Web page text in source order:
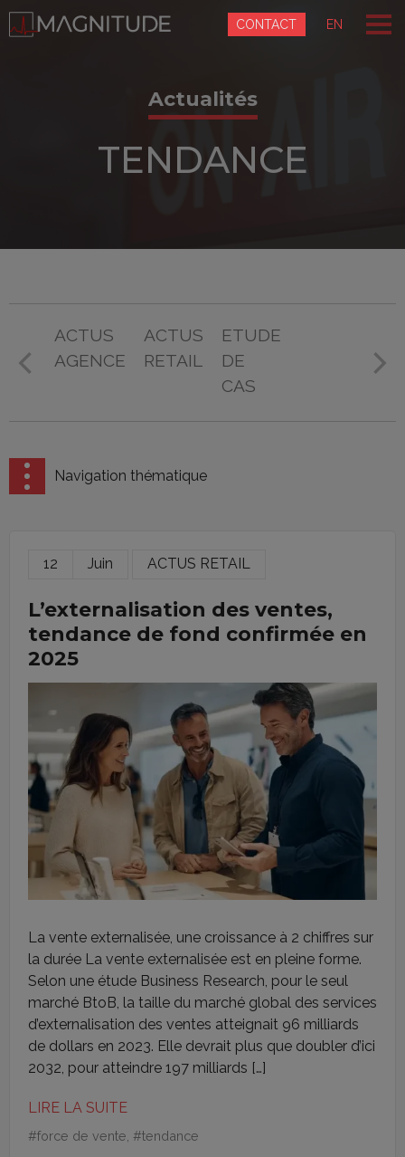
Panneau de gestion des cookies
CONTACT EN
Actualités
TENDANCE
ACTUS
AGENCE
ACTUS
RETAIL
ETUDE
DE
CAS
Navigation thématique
12 Juin ACTUS RETAIL
L’externalisation des ventes,
tendance de fond confirmée en
2025
La vente externalisée, une croissance à 2 chiffres sur
la durée La vente externalisée est en pleine forme.
Selon une étude Business Research, pour le seul
marché BtoB, la taille du marché global des services
d’externalisation des ventes atteignait 96 milliards
de dollars en 2023. Elle devrait plus que doubler d’ici
2032, pour atteindre 197 milliards […]
LIRE LA SUITE
#force de vente , #tendance